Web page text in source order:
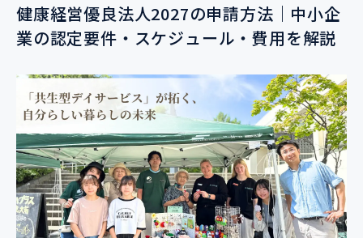
健康経営優良法人2027の申請方法｜中小企
業の認定要件・スケジュール・費用を解説